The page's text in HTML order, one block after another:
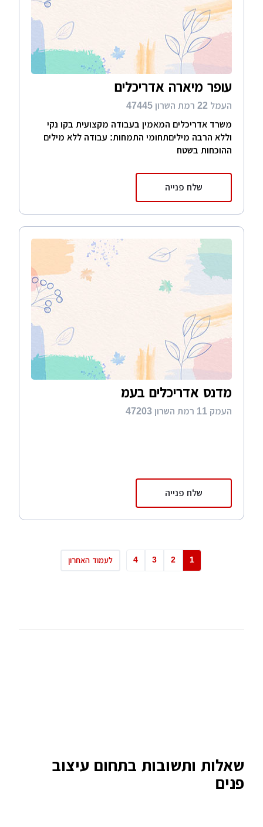
עופר מיארה אדריכלים
העמל 22 רמת השרון 47445
משרד אדריכלים המאמין בעבודה מקצועית בקו נקי
וללא הרבה מיליםתחומי התמחות: עבודה ללא מילים
ההוכחות בשטח
שלח פנייה
מדנס אדריכלים בעמ
העמק 11 רמת השרון 47203
שלח פנייה
1
2
3
4 לעמוד האחרון
שאלות ותשובות בתחום עיצוב
פנים